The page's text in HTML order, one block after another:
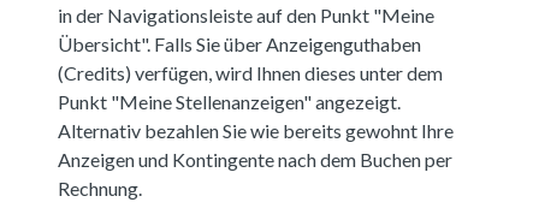
in der Navigationsleiste auf den Punkt "Meine
Übersicht". Falls Sie über Anzeigenguthaben
(Credits) verfügen, wird Ihnen dieses unter dem
Punkt "Meine Stellenanzeigen" angezeigt.
Alternativ bezahlen Sie wie bereits gewohnt Ihre
Anzeigen und Kontingente nach dem Buchen per
Rechnung.